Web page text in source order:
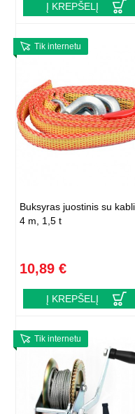
Į KREPŠELĮ
Tik internetu
Buksyras juostinis su
4 m, 1,5 t
10,89 €
Į KREPŠELĮ
Tik internetu